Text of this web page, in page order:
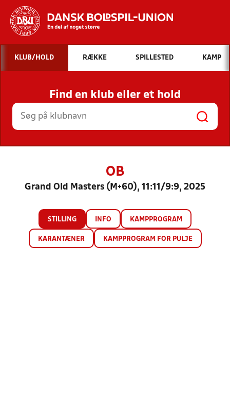
Hvad vil du søge efter?
INDHOLD OG NYHEDER
STILLINGER, RESULTATER, KLUBBER OG
HOLD
KLUB/HOLD RÆKKE SPILLESTED KAMP
Find en klub eller et hold
OB
Grand Old Masters (M+60), 11:11/9:9, 2025
STILLING INFO KAMPPROGRAM
KARANTÆNER KAMPPROGRAM FOR PULJE